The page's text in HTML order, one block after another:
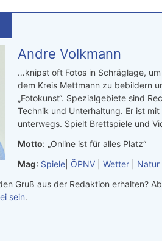
Andre Volkmann
…knipst oft Fotos in Schräglage,
dem Kreis Mettmann zu bebildern
„Fotokunst“. Spezialgebiete sind
Technik und Unterhaltung. Er ist
unterwegs. Spielt Brettspiele und
Motto: „Online ist für alles Platz“
Mag: Spiele ÖPNV Wetter
Natur
Gruß aus der Redaktion erhalten?
sein.